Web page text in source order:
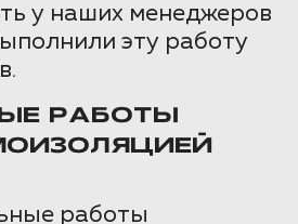
у наших менеджеров
эту работу
РАБОТЫ
работы